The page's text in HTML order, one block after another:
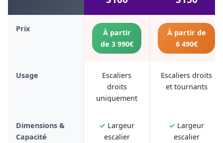
Prix
À partir
de 3 990€
À partir de
6 490€
Usage
Escaliers
droits
uniquement
Escaliers droits
et tournants
Dimensions &
Capacité
✓ Largeur
escalier
✓ Largeur
escalier